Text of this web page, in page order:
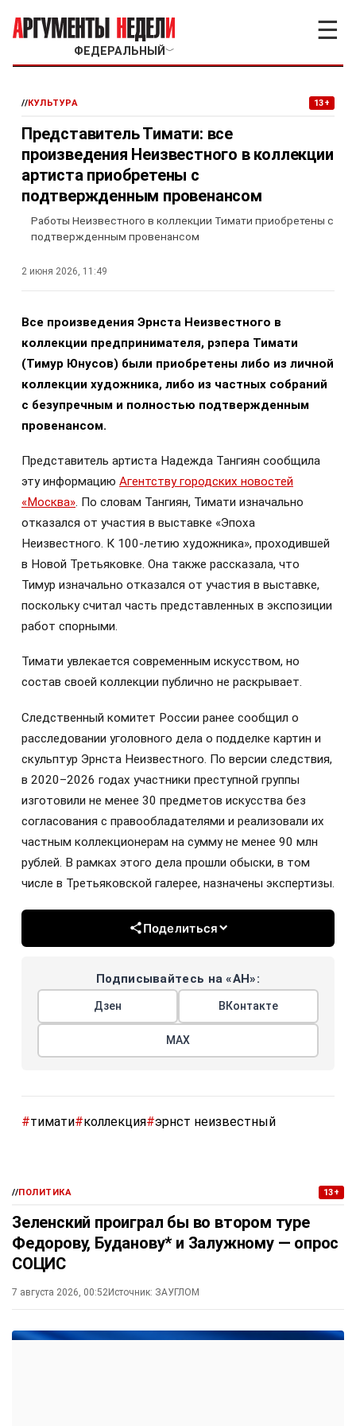
ФЕДЕРАЛЬНЫЙ ﹀
☰
//КУЛЬТУРА 13+
Представитель Тимати: все
произведения Неизвестного в коллекции
артиста приобретены с
подтвержденным провенансом
Работы Неизвестного в коллекции Тимати приобретены с
подтвержденным провенансом
2 июня 2026, 11:49
Все произведения Эрнста Неизвестного в
коллекции предпринимателя, рэпера Тимати
(Тимур Юнусов) были приобретены либо из личной
коллекции художника, либо из частных собраний
с безупречным и полностью подтвержденным
провенансом.
Представитель артиста Надежда Тангиян сообщила
эту информацию Агентству городских новостей
«Москва». По словам Тангиян, Тимати изначально
отказался от участия в выставке «Эпоха
Неизвестного. К 100-летию художника», проходившей
в Новой Третьяковке. Она также рассказала, что
Тимур изначально отказался от участия в выставке,
поскольку считал часть представленных в экспозиции
работ спорными.
Тимати увлекается современным искусством, но
состав своей коллекции публично не раскрывает.
Следственный комитет России ранее сообщил о
расследовании уголовного дела о подделке картин и
скульптур Эрнста Неизвестного. По версии следствия,
в 2020–2026 годах участники преступной группы
изготовили не менее 30 предметов искусства без
согласования с правообладателями и реализовали их
частным коллекционерам на сумму не менее 90 млн
рублей. В рамках этого дела прошли обыски, в том
числе в Третьяковской галерее, назначены экспертизы.
Поделиться
Подписывайтесь на «АН»:
Дзен ВКонтакте
МАХ
#тимати#коллекция#эрнст неизвестный
//ПОЛИТИКА 13+
Зеленский проиграл бы во втором туре
Федорову, Буданову* и Залужному — опрос
СОЦИС
7 августа 2026, 00:52Источник: ЗАУГЛОМ